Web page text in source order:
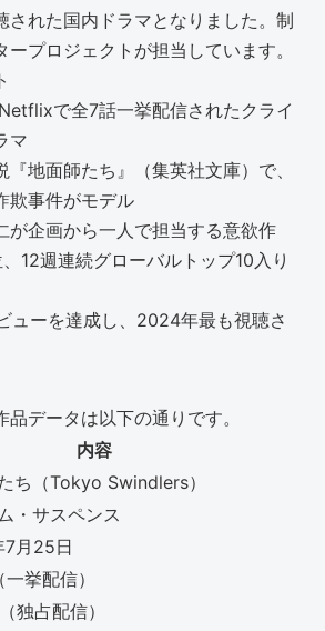
された国内ドラマとなりました。制
プロジェクトが担当しています。
で全7話一挙配信されたクライ
マ
地面師たち』（集英社文庫）で、
欺事件がモデル
が企画から一人で担当する意欲作
12週連続グローバルトップ10入り
ューを達成し、2024年最も視聴さ
品データは以下の通りです。
内容
ち（Tokyo Swindlers）
・サスペンス
月25日
挙配信）
独占配信）